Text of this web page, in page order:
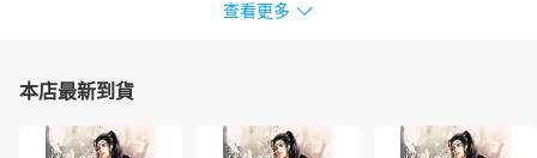
查看更多
本店最新到貨